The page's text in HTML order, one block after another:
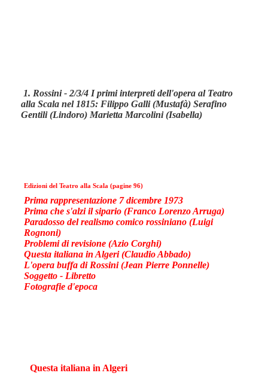
1. Rossini - 2/3/4 I primi interpreti dell'opera al Teatro
alla Scala nel 1815: Filippo Galli (Mustafà) Serafino
Gentili (Lindoro) Marietta Marcolini (Isabella)
Edizioni del Teatro alla Scala (pagine 96)
Prima rappresentazione 7 dicembre 1973
Prima che s'alzi il sipario (Franco Lorenzo Arruga)
Paradosso del realismo comico rossiniano (Luigi
Rognoni)
Problemi di revisione (Azio Corghi)
Questa italiana in Algeri (Claudio Abbado)
L'opera buffa di Rossini (Jean Pierre Ponnelle)
Soggetto - Libretto
Fotografie d'epoca
Questa italiana in Algeri